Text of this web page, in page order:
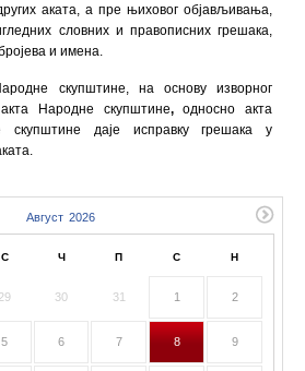
аката, а пре њиховог објављивања,
словних и правописних грешака,
и имена.
скупштине, на основу изворног
Народне скупштине,односно акта
скупштине
даје исправку грешака у
С Ч П С Н
29 30 31 1 2
5 6 7 8 9